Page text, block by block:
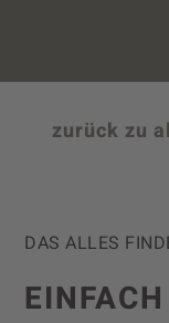
zurück zu
DAS ALLES